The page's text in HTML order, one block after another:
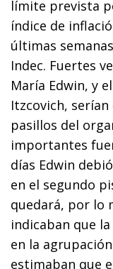
límite prevista
índice de
últimas
Indec. Fuertes
María Edwin, y
Itzcovich,
pasillos del
importantes
días Edwin
en el segundo
quedará, por lo
indicaban que
en la
estimaban que